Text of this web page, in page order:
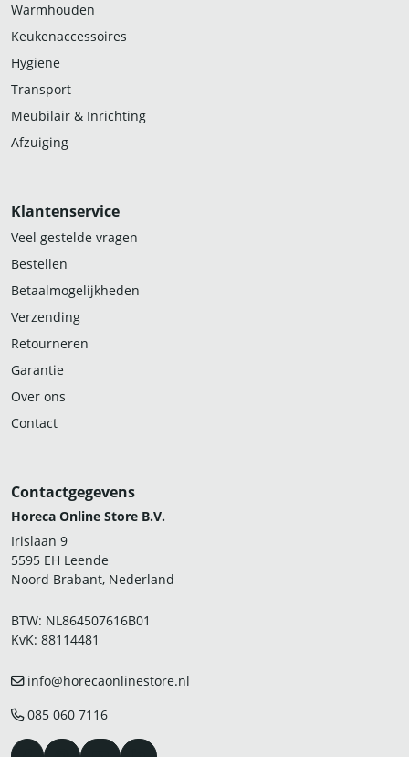
Warmhouden
Keukenaccessoires
Hygiëne
Transport
Meubilair & Inrichting
Afzuiging
Klantenservice
Veel gestelde vragen
Bestellen
Betaalmogelijkheden
Verzending
Retourneren
Garantie
Over ons
Contact
Contactgegevens
Horeca Online Store B.V.
Irislaan 9
5595 EH Leende
Noord Brabant, Nederland
BTW: NL864507616B01
KvK: 88114481
info@horecaonlinestore.nl
085 060 7116